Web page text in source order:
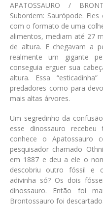
APATOSSAURO /
Subordem: Saurópode. Eles
com o formato de uma
alimentos, mediam até 27
de altura. E chegavam a
realmente um gigante
conseguia erguer sua
altura. Essa
predadores como para
mais altas árvores.
Um segredinho da
esse dinossauro
conhece o Apatossauro
pesquisador chamado
em 1887 e deu a ele o
descobriu outro fóssil e
adivinha só? Os dois
dinossauro. Então foi
Brontossauro foi descartado.